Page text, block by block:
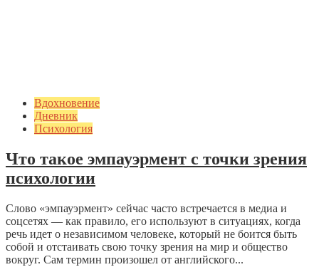
Вдохновение
Дневник
Психология
Что такое эмпауэрмент с точки зрения
психологии
Слово «эмпауэрмент» сейчас часто встречается в медиа и
соцсетях — как правило, его используют в ситуациях, когда
речь идет о независимом человеке, который не боится быть
собой и отстаивать свою точку зрения на мир и общество
вокруг. Сам термин произошел от английского...